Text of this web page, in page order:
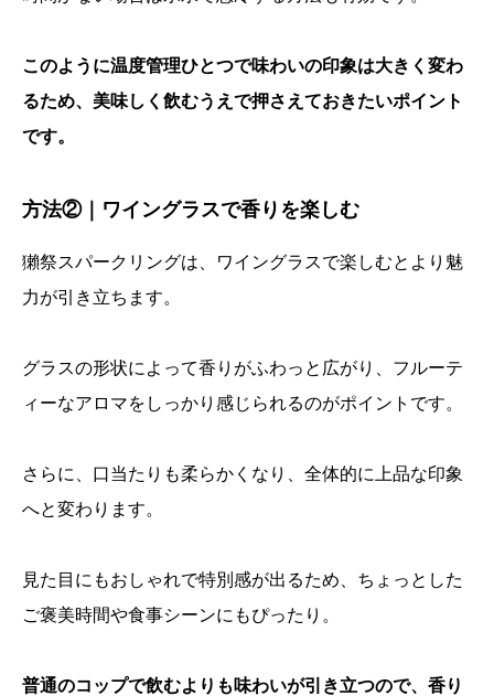
このように温度管理ひとつで味わいの印象は大きく変わ
るため、美味しく飲むうえで押さえておきたいポイント
です。
方法②｜ワイングラスで香りを楽しむ
獺祭スパークリングは、ワイングラスで楽しむとより魅
力が引き立ちます。
グラスの形状によって香りがふわっと広がり、フルーテ
ィーなアロマをしっかり感じられるのがポイントです。
さらに、口当たりも柔らかくなり、全体的に上品な印象
へと変わります。
見た目にもおしゃれで特別感が出るため、ちょっとした
ご褒美時間や食事シーンにもぴったり。
普通のコップで飲むよりも味わいが引き立つので、香り